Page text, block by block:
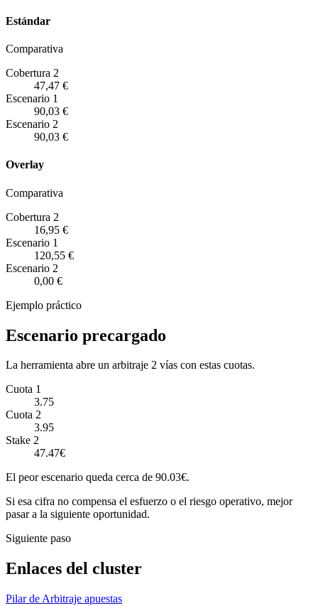
Estándar
Comparativa
Cobertura 2
47,47 €
Escenario 1
90,03 €
Escenario 2
90,03 €
Overlay
Comparativa
Cobertura 2
16,95 €
Escenario 1
120,55 €
Escenario 2
0,00 €
Ejemplo práctico
Escenario precargado
La herramienta abre un arbitraje 2 vías con estas cuotas.
Cuota 1
3.75
Cuota 2
3.95
Stake 2
47.47€
El peor escenario queda cerca de 90.03€.
Si esa cifra no compensa el esfuerzo o el riesgo operativo, mejor
pasar a la siguiente oportunidad.
Siguiente paso
Enlaces del cluster
Pilar de Arbitraje apuestas